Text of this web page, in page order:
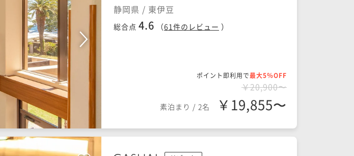
静岡県 / 東伊豆
総合点 4.6 （61件のレビュー ）
ポイント即利用で最大5％OFF
￥20,900〜
素泊まり / 2名 ￥19,855〜